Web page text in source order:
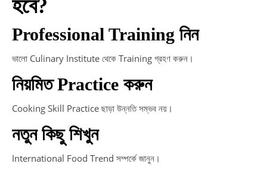
হবে?
Professional Training নিন
ভালো Culinary Institute থেকে Training গ্রহণ করুন।
নিয়মিত Practice করুন
Cooking Skill Practice ছাড়া উন্নতি সম্ভব নয়।
নতুন কিছু শিখুন
International Food Trend সম্পর্কে জানুন।